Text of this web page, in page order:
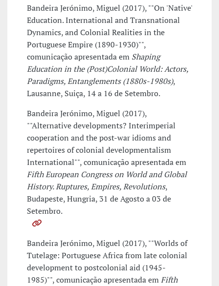
Bandeira Jerónimo, Miguel (2017), ""On 'Native'
Education. International and Transnational
Dynamics, and Colonial Realities in the
Portuguese Empire (1890-1930)"",
comunicação apresentada em Shaping
Education in the (Post)Colonial World: Actors,
Paradigms, Entanglements (1880s-1980s),
Lausanne, Suiça, 14 a 16 de Setembro.
Bandeira Jerónimo, Miguel (2017),
""Alternative developments? Interimperial
cooperation and the post-war idioms and
repertoires of colonial developmentalism
International"", comunicação apresentada em
Fifth European Congress on World and Global
History. Ruptures, Empires, Revolutions,
Budapeste, Hungria, 31 de Agosto a 03 de
Setembro.
Bandeira Jerónimo, Miguel (2017), ""Worlds of
Tutelage: Portuguese Africa from late colonial
development to postcolonial aid (1945-
1985)"", comunicação apresentada emFifth